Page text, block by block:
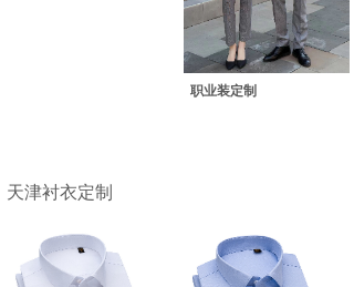
职业装定制
天津衬衣定制